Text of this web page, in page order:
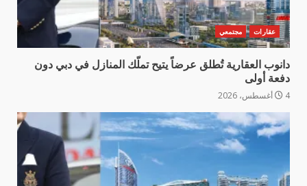
عقارات مجتمعي
دانوب العقارية تُطلق عرضاً يتيح تملّك المنازل في دبي دون
دفعة أولى
4 أغسطس، 2026